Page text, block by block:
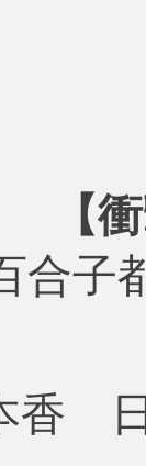
【
子
香